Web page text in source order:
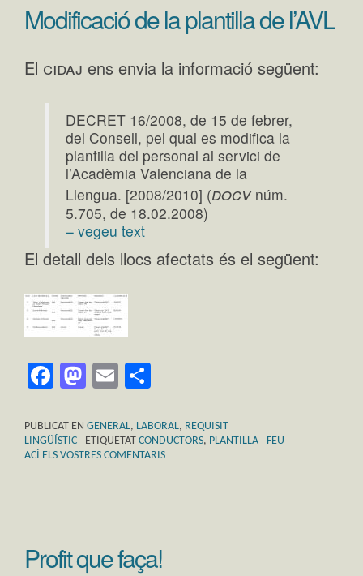
Modificació de la plantilla de l’AVL
El cidaj ens envia la informació següent:
DECRET 16/2008, de 15 de febrer,
del Consell, pel qual es modifica la
plantilla del personal al servici de
l’Acadèmia Valenciana de la
Llengua. [2008/2010] (docv núm.
5.705, de 18.02.2008)
– vegeu text
El detall dels llocs afectats és el següent:
Facebook
Mastodon
Email
PUBLICAT EN GENERAL, LABORAL, REQUISIT
LINGÜÍSTIC
ETIQUETAT CONDUCTORS, PLANTILLA
FEU
ACÍ ELS VOSTRES COMENTARIS
Profit que faça!